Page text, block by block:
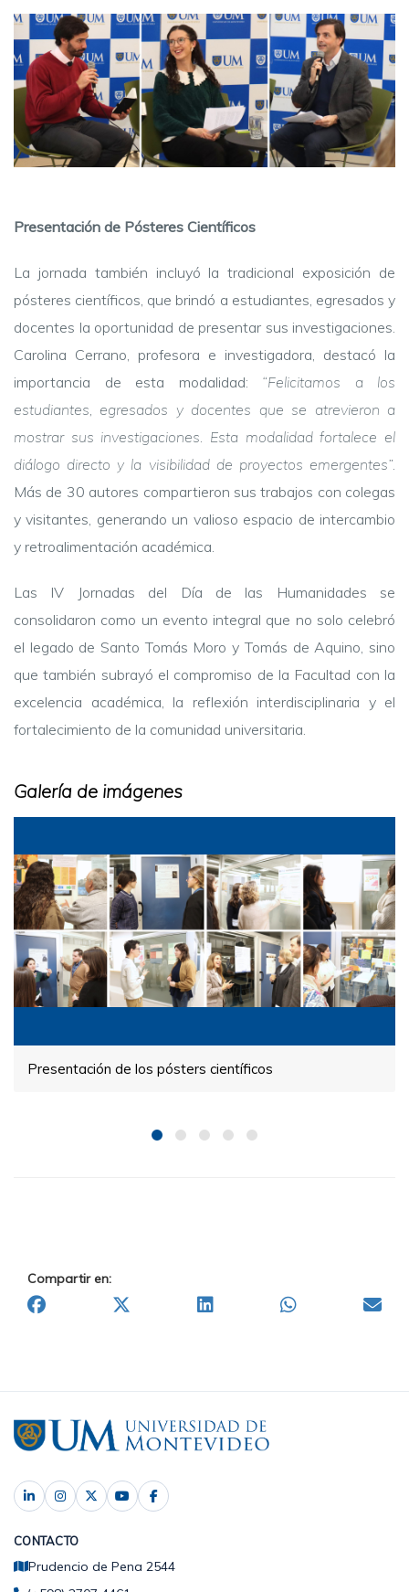
Presentación de Pósteres Científicos
La jornada también incluyó la tradicional exposición de
pósteres científicos, que brindó a estudiantes, egresados y
docentes la oportunidad de presentar sus investigaciones.
Carolina Cerrano, profesora e investigadora, destacó la
importancia de esta modalidad: “Felicitamos a los
estudiantes, egresados y docentes que se atrevieron a
mostrar sus investigaciones. Esta modalidad fortalece el
diálogo directo y la visibilidad de proyectos emergentes”.
Más de 30 autores compartieron sus trabajos con colegas
y visitantes, generando un valioso espacio de intercambio
y retroalimentación académica.
Las IV Jornadas del Día de las Humanidades se
consolidaron como un evento integral que no solo celebró
el legado de Santo Tomás Moro y Tomás de Aquino, sino
que también subrayó el compromiso de la Facultad con la
excelencia académica, la reflexión interdisciplinaria y el
fortalecimiento de la comunidad universitaria.
Galería de imágenes
Presentación de los pósters científicos
Compartir en:
CONTACTO
Prudencio de Pena 2544